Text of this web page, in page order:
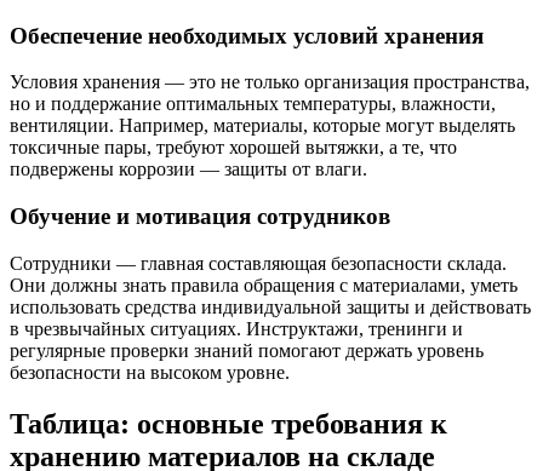
Обеспечение необходимых условий хранения
Условия хранения — это не только организация пространства,
но и поддержание оптимальных температуры, влажности,
вентиляции. Например, материалы, которые могут выделять
токсичные пары, требуют хорошей вытяжки, а те, что
подвержены коррозии — защиты от влаги.
Обучение и мотивация сотрудников
Сотрудники — главная составляющая безопасности склада.
Они должны знать правила обращения с материалами, уметь
использовать средства индивидуальной защиты и действовать
в чрезвычайных ситуациях. Инструктажи, тренинги и
регулярные проверки знаний помогают держать уровень
безопасности на высоком уровне.
Таблица: основные требования к
хранению материалов на складе